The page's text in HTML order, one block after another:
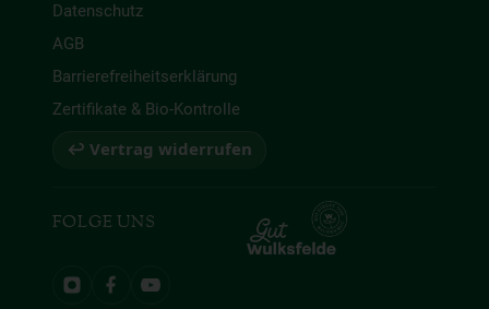
Datenschutz
AGB
Barrierefreiheitserklärung
Zertifikate & Bio-Kontrolle
↩ Vertrag widerrufen
FOLGE UNS